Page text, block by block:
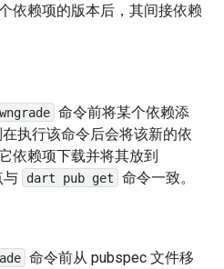
依赖项的版本后，其间接依赖
命令前将某个依赖添
执行该命令后会将该新的依
依赖项下载并将其放到
与 dart pub get 命令一致。
命令前从 pubspec 文件移